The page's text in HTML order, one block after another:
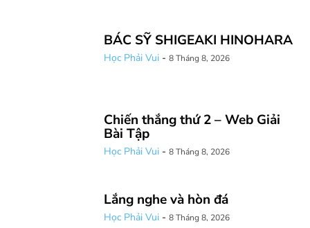
BÁC SỸ SHIGEAKI HINOHARA
Học Phải Vui - 8 Tháng 8, 2026
Chiến thắng thứ 2 – Web Giải
Bài Tập
Học Phải Vui - 8 Tháng 8, 2026
Lắng nghe và hòn đá
Học Phải Vui - 8 Tháng 8, 2026